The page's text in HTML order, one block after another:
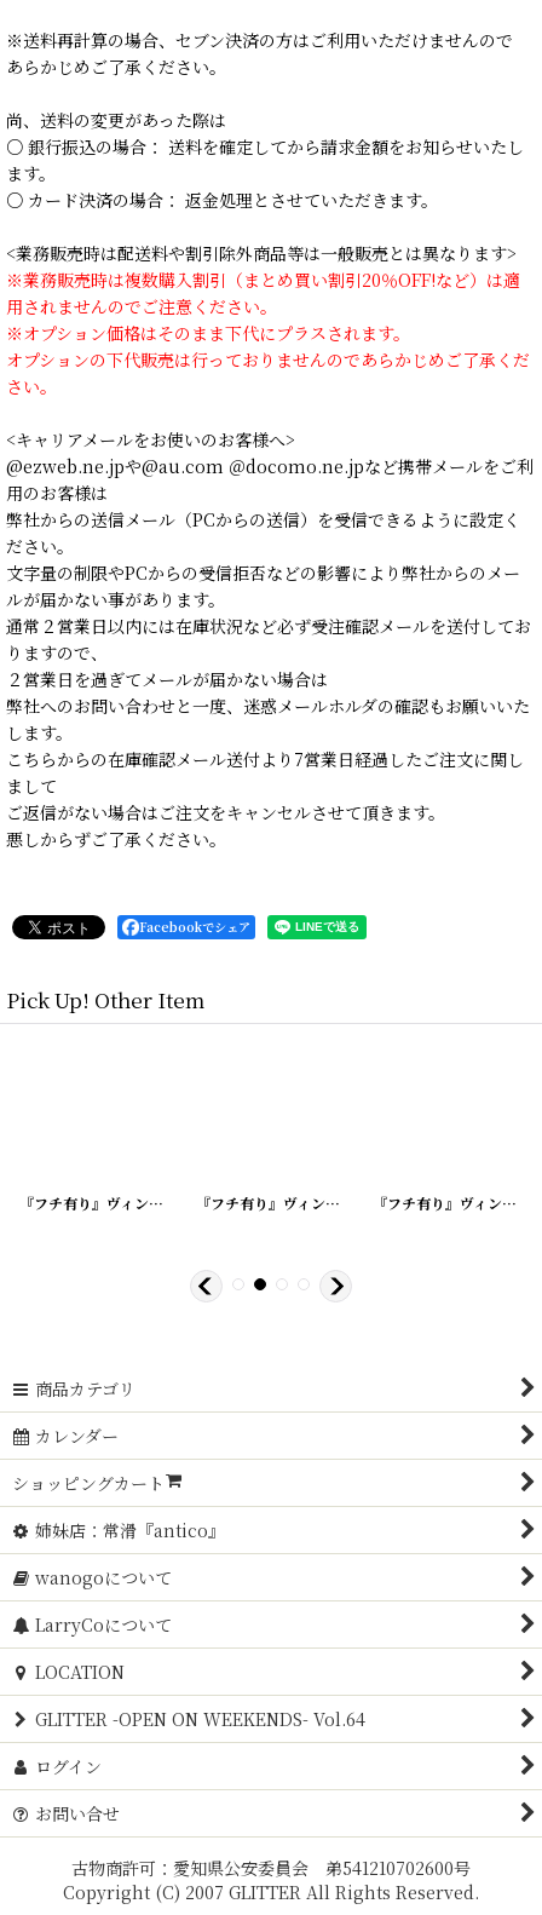
※送料再計算の場合、セブン決済の方はご利用いただけませんので
あらかじめご了承ください。
尚、送料の変更があった際は
○ 銀行振込の場合： 送料を確定してから請求金額をお知らせいたし
ます。
○ カード決済の場合： 返金処理とさせていただきます。
<業務販売時は配送料や割引除外商品等は一般販売とは異なります>
※業務販売時は複数購入割引（まとめ買い割引20％OFF!など）は適
用されませんのでご注意ください。
※オプション価格はそのまま下代にプラスされます。
オプションの下代販売は行っておりませんのであらかじめご了承くだ
さい。
<キャリアメールをお使いのお客様へ>
@ezweb.ne.jpや@au.com ＠docomo.ne.jpなど携帯メールをご利
用のお客様は
弊社からの送信メール（PCからの送信）を受信できるように設定く
ださい。
文字量の制限やPCからの受信拒否などの影響により弊社からのメー
ルが届かない事があります。
通常２営業日以内には在庫状況など必ず受注確認メールを送付してお
りますので、
２営業日を過ぎてメールが届かない場合は
弊社へのお問い合わせと一度、迷惑メールホルダの確認もお願いいた
します。
こちらからの在庫確認メール送付より7営業日経過したご注文に関し
まして
ご返信がない場合はご注文をキャンセルさせて頂きます。
悪しからずご了承ください。
Facebookでシェア
Pick Up! Other Item
1] [20220628-8]
『フチ有り』ヴィンテージミルクキャップ [20220628-7]
『フチ有り』ヴィンテージミルクキャップ [ 『フチ有り』ヴィンテージミルクキャップ
商品カテゴリ
カレンダー
ショッピングカート
姉妹店：常滑『antico』
wanogoについて
LarryCoについて
LOCATION
GLITTER -OPEN ON WEEKENDS- Vol.64
ログイン
お問い合せ
古物商許可：愛知県公安委員会 弟541210702600号
Copyright (C) 2007 GLITTER All Rights Reserved.